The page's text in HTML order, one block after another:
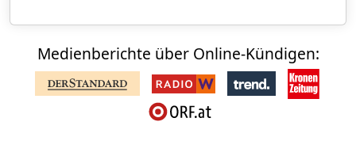
Medienberichte über Online-Kündigen: